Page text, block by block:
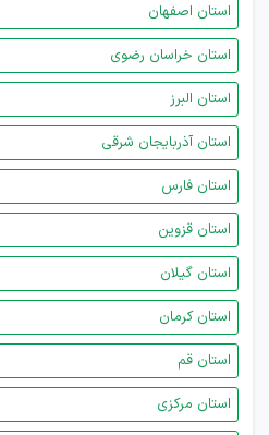
استان اصفهان
استان خراسان رضوی
استان البرز
استان آذربایجان شرقی
استان فارس
استان قزوین
استان گیلان
استان کرمان
استان قم
استان مرکزی